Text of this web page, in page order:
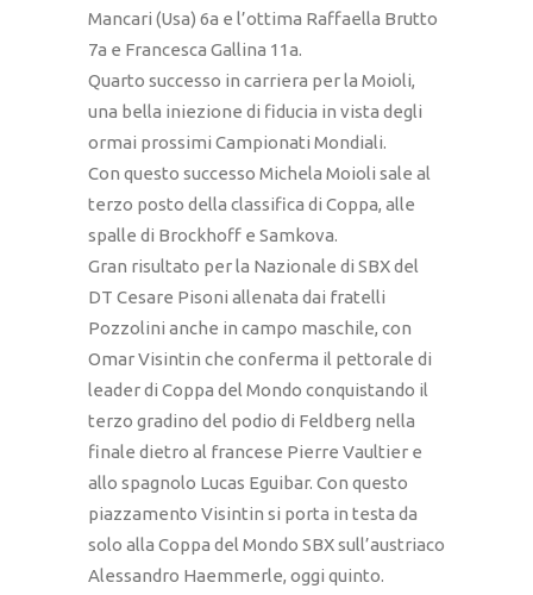
Mancari (Usa) 6a e l’ottima Raffaella Brutto
7a e Francesca Gallina 11a.
Quarto successo in carriera per la Moioli,
una bella iniezione di fiducia in vista degli
ormai prossimi Campionati Mondiali.
Con questo successo Michela Moioli sale al
terzo posto della classifica di Coppa, alle
spalle di Brockhoff e Samkova.
Gran risultato per la Nazionale di SBX del
DT Cesare Pisoni allenata dai fratelli
Pozzolini anche in campo maschile, con
Omar Visintin che conferma il pettorale di
leader di Coppa del Mondo conquistando il
terzo gradino del podio di Feldberg nella
finale dietro al francese Pierre Vaultier e
allo spagnolo Lucas Eguibar. Con questo
piazzamento Visintin si porta in testa da
solo alla Coppa del Mondo SBX sull’austriaco
Alessandro Haemmerle, oggi quinto.